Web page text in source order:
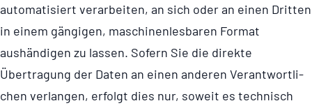
automatisiert verarbeiten, an sich oder an einen Dritten
in einem gängigen, maschi­nen­les­baren Format
aushändigen zu lassen. Sofern Sie die direkte
Übertragung der Daten an einen anderen Verant­wort­li­
chen verlangen, erfolgt dies nur, soweit es technisch